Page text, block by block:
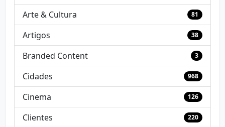
Arte & Cultura 81
Artigos 38
Branded Content 3
Cidades 968
Cinema 126
Clientes 220